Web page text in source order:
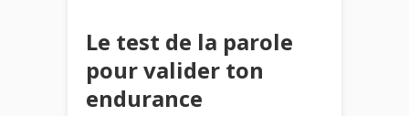
Le test de la parole
pour valider ton
endurance